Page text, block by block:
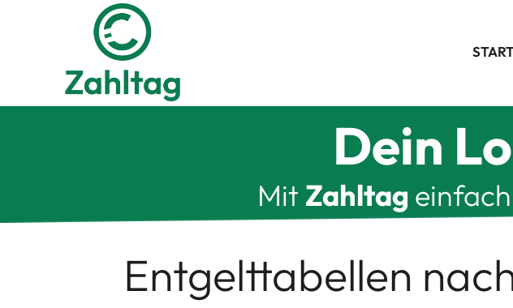
Dein
Mit Zahltag
Entgelttabellen